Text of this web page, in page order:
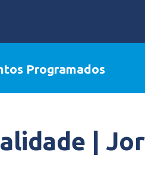
Programados
|